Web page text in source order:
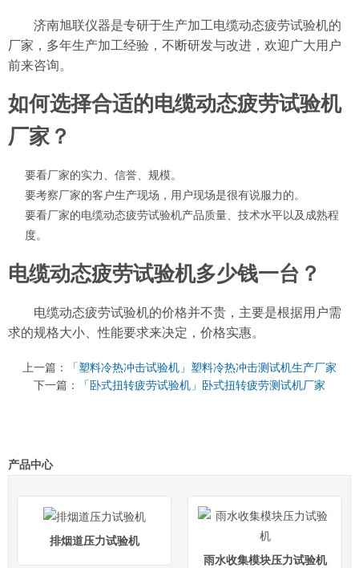
济南旭联仪器是专研于生产加工电缆动态疲劳试验机的
厂家，多年生产加工经验，不断研发与改进，欢迎广大用户
前来咨询。
如何选择合适的电缆动态疲劳试验机
厂家？
要看厂家的实力、信誉、规模。
要考察厂家的客户生产现场，用户现场是很有说服力的。
要看厂家的电缆动态疲劳试验机产品质量、技术水平以及成熟程
度。
电缆动态疲劳试验机多少钱一台？
电缆动态疲劳试验机的价格并不贵，主要是根据用户需
求的规格大小、性能要求来决定，价格实惠。
上一篇：
「塑料冷热冲击试验机」塑料冷热冲击测试机生产厂家
下一篇：
「卧式扭转疲劳试验机」卧式扭转疲劳测试机厂家
产品中心
排烟道压力试验机
雨水收集模块压力试验机